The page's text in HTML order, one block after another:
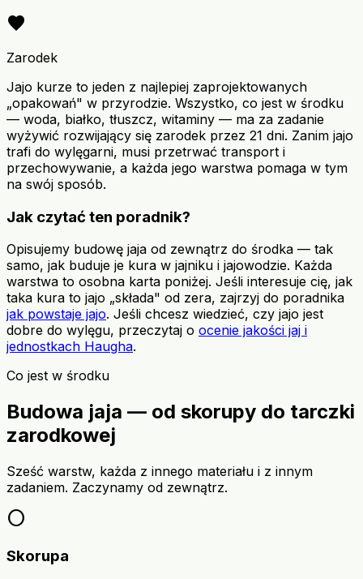
favorite
Zarodek
Jajo kurze to jeden z najlepiej zaprojektowanych
„opakowań" w przyrodzie. Wszystko, co jest w środku
— woda, białko, tłuszcz, witaminy — ma za zadanie
wyżywić rozwijający się zarodek przez 21 dni. Zanim jajo
trafi do wylęgarni, musi przetrwać transport i
przechowywanie, a każda jego warstwa pomaga w tym
na swój sposób.
Jak czytać ten poradnik?
Opisujemy budowę jaja od zewnątrz do środka — tak
samo, jak buduje je kura w jajniku i jajowodzie. Każda
warstwa to osobna karta poniżej. Jeśli interesuje cię, jak
taka kura to jajo „składa" od zera, zajrzyj do poradnika
jak powstaje jajo. Jeśli chcesz wiedzieć, czy jajo jest
dobre do wylęgu, przeczytaj o ocenie jakości jaj i
jednostkach Haugha.
Co jest w środku
Budowa jaja — od skorupy do tarczki
zarodkowej
Sześć warstw, każda z innego materiału i z innym
zadaniem. Zaczynamy od zewnątrz.
circle
Skorupa